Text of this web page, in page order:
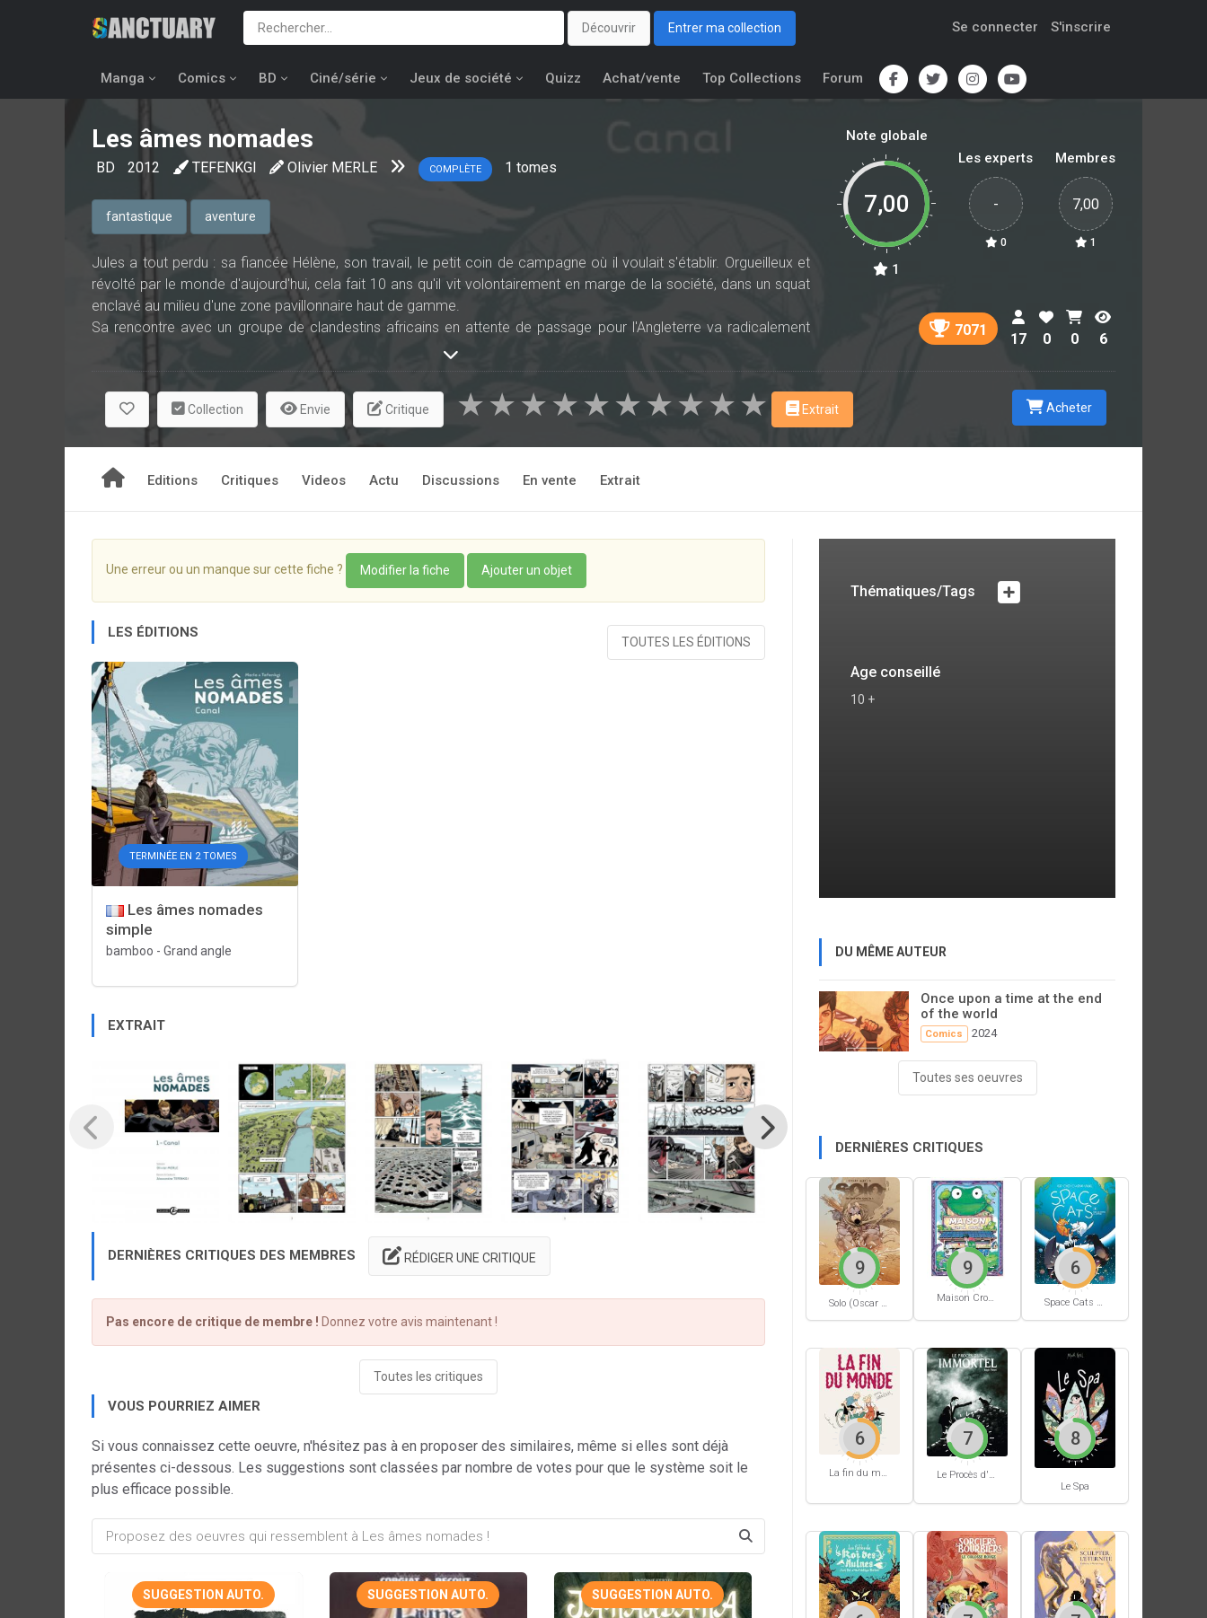
Découvrir Entrer ma collection Se connecter S'inscrire
Manga Comics BD Ciné/série Jeux de société Quizz Achat/vente Top Collections Forum
Les âmes nomades
BD 2012 TEFENKGI Olivier MERLE COMPLÈTE 1 tomes
fantastique aventure
Jules a tout perdu : sa fiancée Hélène, son travail, le petit coin de campagne où il voulait s'établir. Orgueilleux et
révolté par le monde d'aujourd'hui, cela fait 10 ans qu'il vit volontairement en marge de la société, dans un squat
enclavé au milieu d'une zone pavillonnaire haut de gamme.
Sa rencontre avec un groupe de clandestins africains en attente de passage pour l'Angleterre va radicalement
changer son comportement : face à leur courage et leur détermination, et grâce à son don de téléportation via
Google Earth nouvellement révélé, Jules décide de reprendre sa vie en main et de retrouver Hélène…
Note globale
7,00
1
Les experts
-
0
Membres
7,00
1
7071
17 0 0 6
Collection Envie Critique ★
★
★
★
★
★
★
★
★
★ Extrait Acheter
Editions Critiques Videos Actu Discussions En vente Extrait
Une erreur ou un manque sur cette fiche ? Modifier la fiche Ajouter un objet
LES ÉDITIONS
TOUTES LES ÉDITIONS
TERMINÉE EN 2 TOMES
Les âmes nomades
simple
bamboo - Grand angle
EXTRAIT
DERNIÈRES CRITIQUES DES MEMBRES RÉDIGER UNE CRITIQUE
Pas encore de critique de membre ! Donnez votre avis maintenant !
Toutes les critiques
VOUS POURRIEZ AIMER
Si vous connaissez cette oeuvre, n'hésitez pas à en proposer des similaires, même si elles sont déjà
présentes ci-dessous. Les suggestions sont classées par nombre de votes pour que le système soit le
plus efficace possible.
SUGGESTION AUTO. SUGGESTION AUTO. SUGGESTION AUTO.
Thématiques/Tags
Age conseillé
10 +
DU MÊME AUTEUR
Once upon a time at the end
of the world
Comics 2024
Toutes ses oeuvres
DERNIÈRES CRITIQUES
Solo (Oscar Martin) #1
9
Maison Croâ Croâ
9
Space Cats #1
6
La fin du monde (Stanislas)
6 7
Le Spa
8